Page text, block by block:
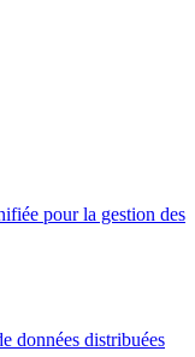
pour la gestion des
données distribuées